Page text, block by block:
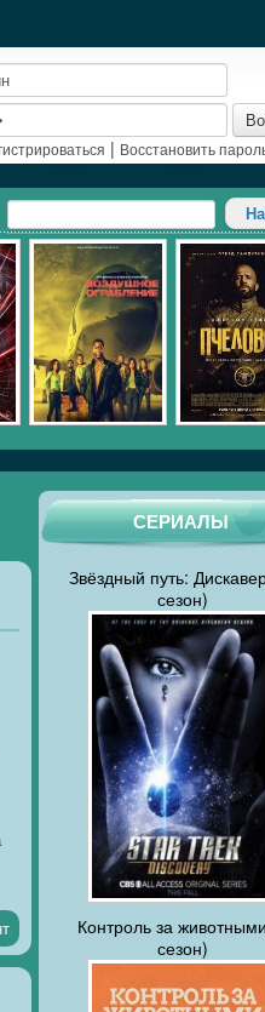
| Восстановить
СЕРИАЛЫ
Звёздный путь:
сезон)
Контроль за
сезон)